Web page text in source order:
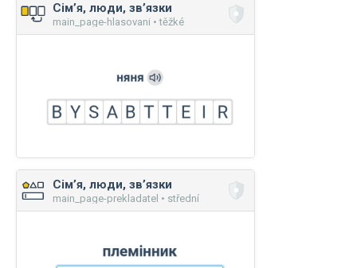
Сім’я, люди, зв’язки
main_page-hlasovani • těžké
Сім’я, люди, зв’язки
main_page-prekladatel • střední